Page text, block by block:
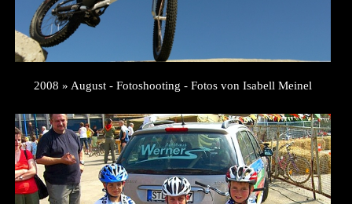
2008 » August - Fotoshooting - Fotos von Isabell Meinel